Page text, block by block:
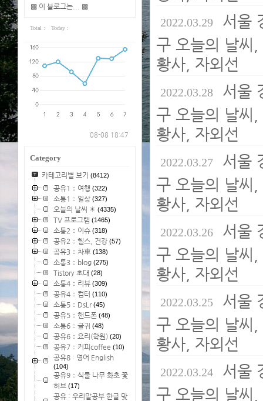
▩ 이 블로그는... ▩
Total : Today :
08-08 18:47
Category
카테고리별 보기 (8412)
공유1：여행 (322)
소통1：일상 (327)
오늘의 날씨 ☀ (4335)
TV 프로그램 (1465)
소통2：이슈 (318)
공유2：헬스, 건강 (57)
공유3：차車 (138)
소통3：blog (275)
Tistory 초대 (28)
소통4：리뷰 (309)
공유4：컴터 (110)
소통5：DsLr(45)
공유5：핸드폰 (48)
소통6：글귀 (48)
공유6：요리(학원) (20)
공유7：커피coffee (10)
공유8 : 영어 English
(104)
공유9：식물 나무 화초 꽃
허브 (17)
공유 : 우리말공부 한글 맞
2022.03.29 서울
구 오늘의 날씨
황사, 자외선
2022.03.28 서울
구 오늘의 날씨
황사, 자외선
2022.03.27 서울
구 오늘의 날씨
황사, 자외선
2022.03.26 서울
구 오늘의 날씨
황사, 자외선
2022.03.25 서울
구 오늘의 날씨
황사, 자외선
2022.03.24 서울
구 오늘의 날씨